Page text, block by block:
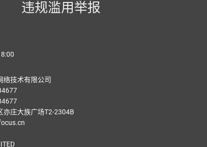
违规滥用举报
络技术有限公司
亦庄大族广场T2-2304B